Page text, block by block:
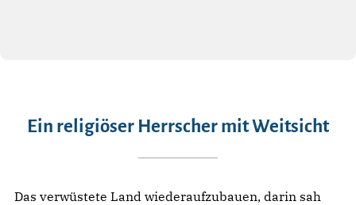
Ein religiöser Herrscher mit Weitsicht
Das verwüstete Land wiederaufzubauen, darin sah